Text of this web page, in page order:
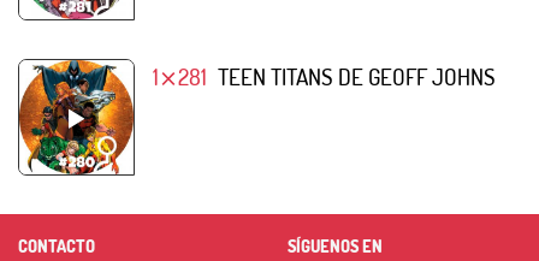
1⨯281 TEEN TITANS DE GEOFF JOHNS
CONTACTO SÍGUENOS EN